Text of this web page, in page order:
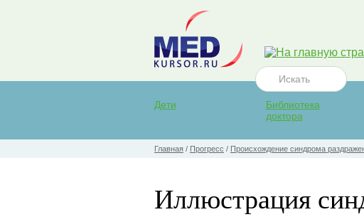
Дети
Библиотека
доктора
Главная / Прогресс / Происхождение синдрома
Иллюстрация